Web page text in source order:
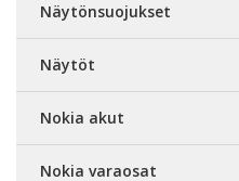
Näytönsuojukset
Näytöt
Nokia akut
Nokia varaosat